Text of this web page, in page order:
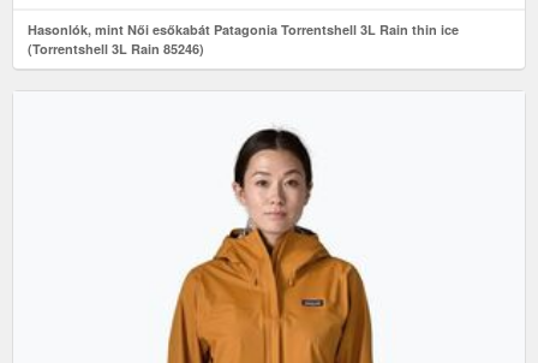
Hasonlók, mint Női esőkabát Patagonia Torrentshell 3L Rain thin ice
(Torrentshell 3L Rain 85246)